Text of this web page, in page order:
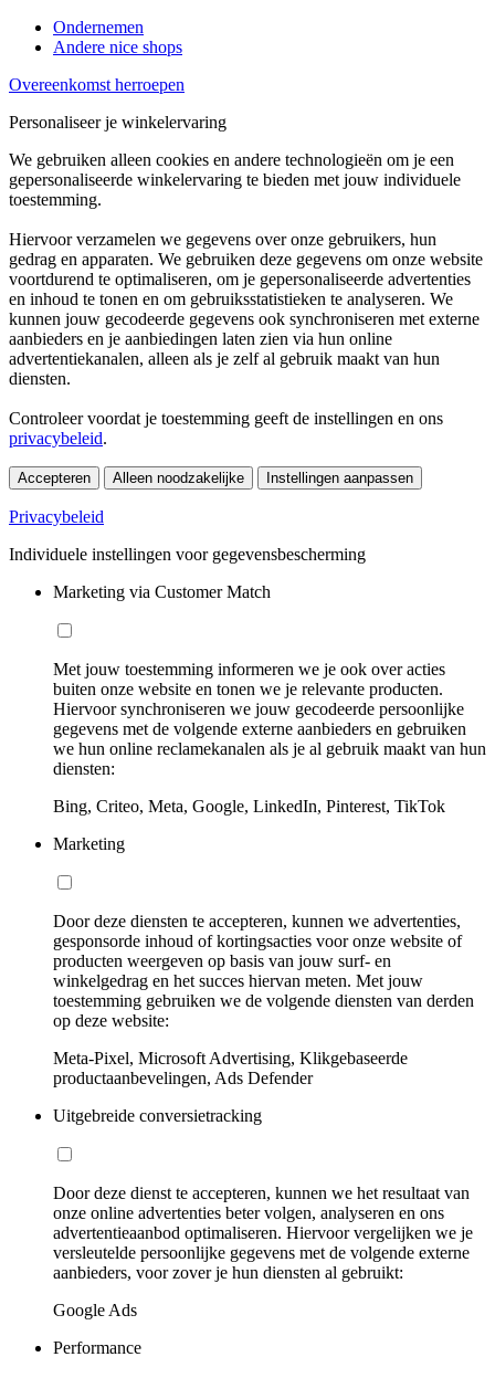
Ondernemen
Andere nice shops
Overeenkomst herroepen
Personaliseer je winkelervaring
We gebruiken alleen cookies en andere technologieën om je een
gepersonaliseerde winkelervaring te bieden met jouw individuele
toestemming.
Hiervoor verzamelen we gegevens over onze gebruikers, hun
gedrag en apparaten. We gebruiken deze gegevens om onze website
voortdurend te optimaliseren, om je gepersonaliseerde advertenties
en inhoud te tonen en om gebruiksstatistieken te analyseren. We
kunnen jouw gecodeerde gegevens ook synchroniseren met externe
aanbieders en je aanbiedingen laten zien via hun online
advertentiekanalen, alleen als je zelf al gebruik maakt van hun
diensten.
Controleer voordat je toestemming geeft de instellingen en ons
privacybeleid.
Accepteren Alleen noodzakelijke Instellingen aanpassen
Privacybeleid
Individuele instellingen voor gegevensbescherming
Marketing via Customer Match
Met jouw toestemming informeren we je ook over acties
buiten onze website en tonen we je relevante producten.
Hiervoor synchroniseren we jouw gecodeerde persoonlijke
gegevens met de volgende externe aanbieders en gebruiken
we hun online reclamekanalen als je al gebruik maakt van hun
diensten:
Bing, Criteo, Meta, Google, LinkedIn, Pinterest, TikTok
Marketing
Door deze diensten te accepteren, kunnen we advertenties,
gesponsorde inhoud of kortingsacties voor onze website of
producten weergeven op basis van jouw surf- en
winkelgedrag en het succes hiervan meten. Met jouw
toestemming gebruiken we de volgende diensten van derden
op deze website:
Meta-Pixel, Microsoft Advertising, Klikgebaseerde
productaanbevelingen, Ads Defender
Uitgebreide conversietracking
Door deze dienst te accepteren, kunnen we het resultaat van
onze online advertenties beter volgen, analyseren en ons
advertentieaanbod optimaliseren. Hiervoor vergelijken we je
versleutelde persoonlijke gegevens met de volgende externe
aanbieders, voor zover je hun diensten al gebruikt:
Google Ads
Performance